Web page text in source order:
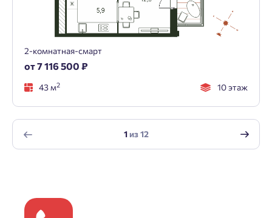
2-комнатная-смарт
от 7 116 500 ₽
43 м2 10 этаж
1из12